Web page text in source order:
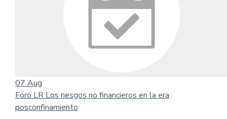
07 Aug
Foro LR Los riesgos no financieros en la era
posconfinamiento